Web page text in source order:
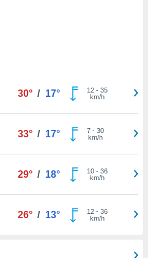
30° / 17° 12- 35
km/h
33° / 17° 7- 30
km/h
29° / 18° 10- 36
km/h
26° / 13° 12- 36
km/h